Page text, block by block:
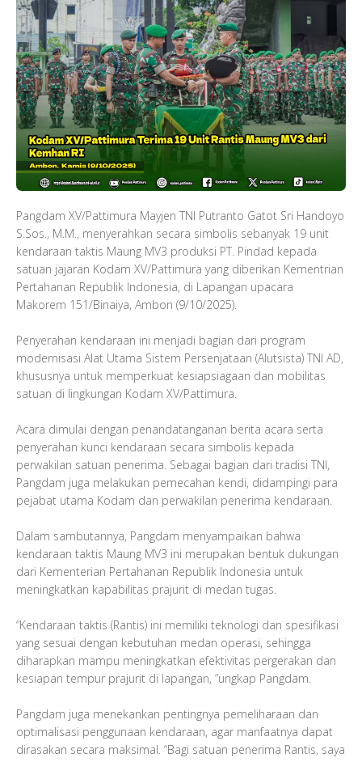
Pangdam XV/Pattimura Mayjen TNI Putranto Gatot Sri Handoyo
S.Sos., M.M., menyerahkan secara simbolis sebanyak 19 unit
kendaraan taktis Maung MV3 produksi PT. Pindad kepada
satuan jajaran Kodam XV/Pattimura yang diberikan Kementrian
Pertahanan Republik Indonesia, di Lapangan upacara
Makorem 151/Binaiya, Ambon (9/10/2025).
Penyerahan kendaraan ini menjadi bagian dari program
modernisasi Alat Utama Sistem Persenjataan (Alutsista) TNI AD,
khususnya untuk memperkuat kesiapsiagaan dan mobilitas
satuan di lingkungan Kodam XV/Pattimura.
Acara dimulai dengan penandatanganan berita acara serta
penyerahan kunci kendaraan secara simbolis kepada
perwakilan satuan penerima. Sebagai bagian dari tradisi TNI,
Pangdam juga melakukan pemecahan kendi, didampingi para
pejabat utama Kodam dan perwakilan penerima kendaraan.
Dalam sambutannya, Pangdam menyampaikan bahwa
kendaraan taktis Maung MV3 ini merupakan bentuk dukungan
dari Kementerian Pertahanan Republik Indonesia untuk
meningkatkan kapabilitas prajurit di medan tugas.
“Kendaraan taktis (Rantis) ini memiliki teknologi dan spesifikasi
yang sesuai dengan kebutuhan medan operasi, sehingga
diharapkan mampu meningkatkan efektivitas pergerakan dan
kesiapan tempur prajurit di lapangan, ”ungkap Pangdam.
Pangdam juga menekankan pentingnya pemeliharaan dan
optimalisasi penggunaan kendaraan, agar manfaatnya dapat
dirasakan secara maksimal. “Bagi satuan penerima Rantis, saya